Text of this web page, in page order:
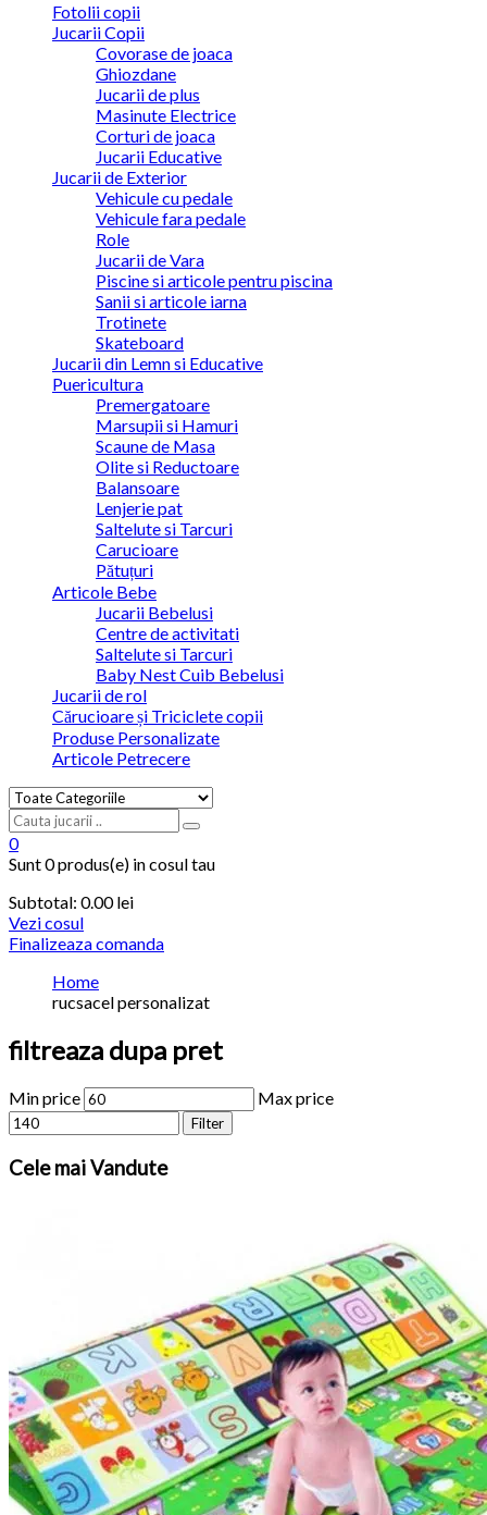
Fotolii copii
Jucarii Copii
Covorase de joaca
Ghiozdane
Jucarii de plus
Masinute Electrice
Corturi de joaca
Jucarii Educative
Jucarii de Exterior
Vehicule cu pedale
Vehicule fara pedale
Role
Jucarii de Vara
Piscine si articole pentru piscina
Sanii si articole iarna
Trotinete
Skateboard
Jucarii din Lemn si Educative
Puericultura
Premergatoare
Marsupii si Hamuri
Scaune de Masa
Olite si Reductoare
Balansoare
Lenjerie pat
Saltelute si Tarcuri
Carucioare
Pătuțuri
Articole Bebe
Jucarii Bebelusi
Centre de activitati
Saltelute si Tarcuri
Baby Nest Cuib Bebelusi
Jucarii de rol
Cărucioare și Triciclete copii
Produse Personalizate
Articole Petrecere
0
Sunt0 produs(e) in cosul tau
Subtotal: 0.00lei
Vezi cosul
Finalizeaza comanda
Home
rucsacel personalizat
filtreaza dupa pret
Min price Max price
Filter
Celemai Vandute